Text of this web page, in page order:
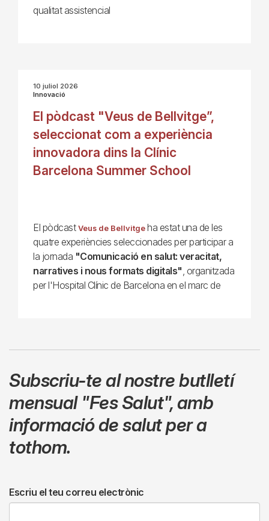
qualitat assistencial
10 juliol 2026
Innovació
El pòdcast "Veus de Bellvitge”,
seleccionat com a experiència
innovadora dins la Clínic
Barcelona Summer School
El pòdcast Veus de Bellvitgeha estat una de les
quatre experiències seleccionades per participar a
la jornada "Comunicació en salut: veracitat,
narratives i nous formats digitals" , organitzada
per l'Hospital Clínic de Barcelona en el marc de
Subscriu-te al nostre butlletí
mensual "Fes Salut",amb
informació de salut per a
tothom.
Escriu el teu correu electrònic